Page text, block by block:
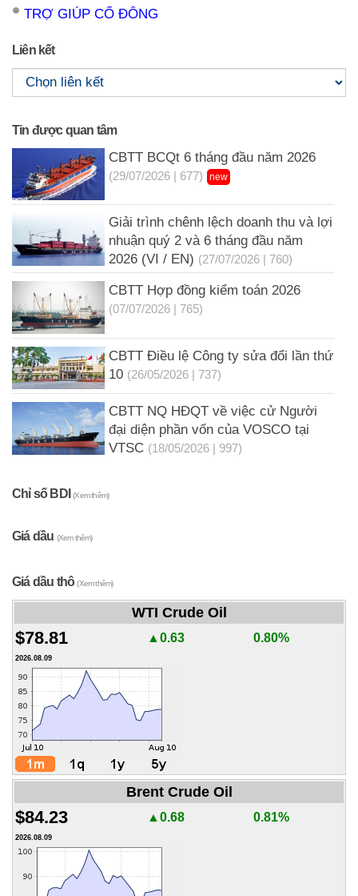
TRỢ GIÚP CỔ ĐÔNG
Liên kết
Tin được quan tâm
CBTT BCQt 6 tháng đầu năm 2026
(29/07/2026 | 677) new
Giải trình chênh lệch doanh thu và lợi
nhuận quý 2 và 6 tháng đầu năm
2026 (VI / EN) (27/07/2026 | 760)
CBTT Hợp đồng kiểm toán 2026
(07/07/2026 | 765)
CBTT Điều lệ Công ty sửa đổi lần thứ
10 (26/05/2026 | 737)
CBTT NQ HĐQT về việc cử Người
đại diện phần vốn của VOSCO tại
VTSC (18/05/2026 | 997)
Chỉ số BDI(Xem thêm)
Giá dầu (Xem thêm)
Giá dầu thô(Xem thêm)
WTI Crude Oil
$78.81 ▲0.63 0.80%
2026.08.09
Brent Crude Oil
$84.23 ▲0.68 0.81%
2026.08.09